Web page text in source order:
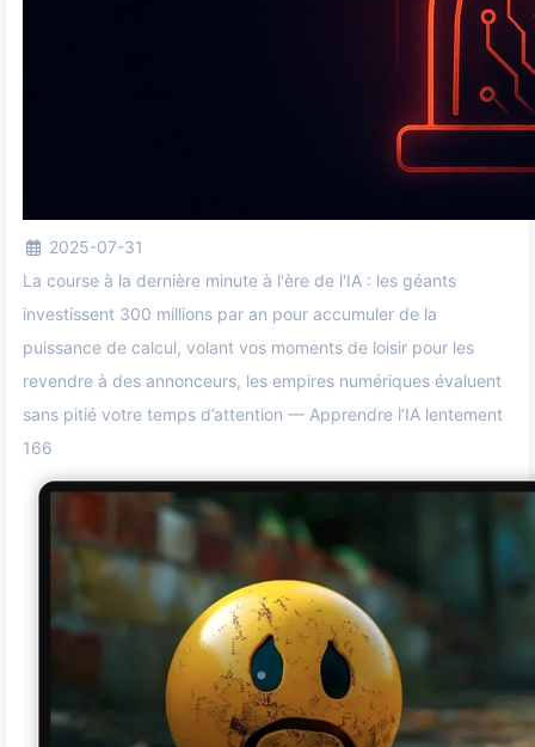
2025-07-31
La course à la dernière minute à l'ère de l'IA : les géants
investissent 300 millions par an pour accumuler de la
puissance de calcul, volant vos moments de loisir pour les
revendre à des annonceurs, les empires numériques évaluent
sans pitié votre temps d’attention — Apprendre l’IA lentement
166